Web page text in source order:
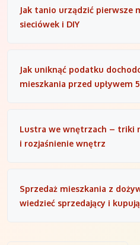
Jak tanio urządzić pierwsze
sieciówek i DIY
Jak uniknąć podatku
mieszkania przed upływem
Lustra we wnętrzach – triki
i rozjaśnienie wnętrz
Sprzedaż mieszkania z
wiedzieć sprzedający i